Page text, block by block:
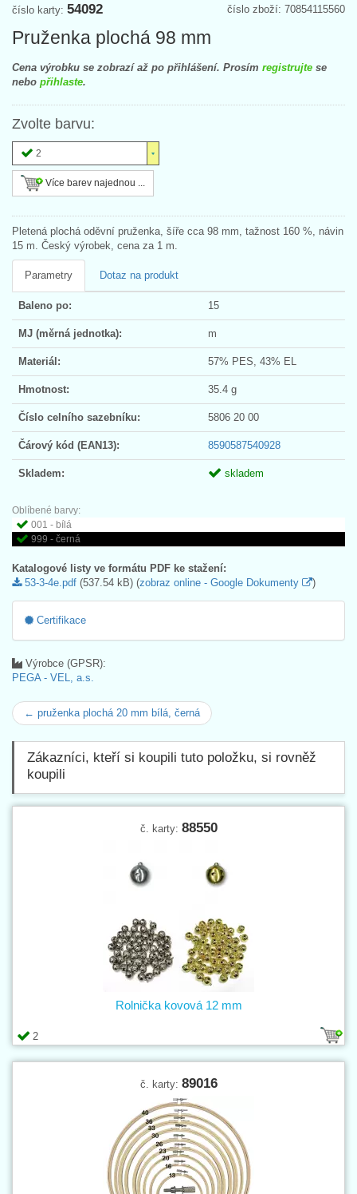
číslo zboží: 70854115560
číslo karty: 54092
Pruženka plochá 98 mm
Cena výrobku se zobrazí až po přihlášení. Prosím registrujte se
nebo přihlaste.
Zvolte barvu:
2
Více barev najednou ...
Pletená plochá oděvní pruženka, šíře cca 98 mm, tažnost 160 %, návin
15 m. Český výrobek, cena za 1 m.
Parametry Dotaz na produkt
Baleno po: 15
MJ (měrná jednotka): m
Materiál: 57% PES, 43% EL
Hmotnost: 35.4 g
Číslo celního sazebníku: 5806 20 00
Čárový kód (EAN13): 8590587540928
Skladem: skladem
Oblíbené barvy:
001 - bílá
999 - černá
Katalogové listy ve formátu PDF ke stažení:
53-3-4e.pdf (537.54 kB) (zobraz online - Google Dokumenty )
Certifikace
Výrobce (GPSR):
PEGA - VEL, a.s.
← pruženka plochá 20 mm bílá, černá
Zákazníci, kteří si koupili tuto položku, si rovněž
koupili
č. karty: 88550
2
Rolnička kovová 12 mm
č. karty: 89016